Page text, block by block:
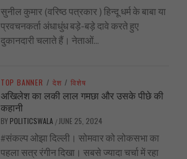
सुनील कुमार (वरिष्ठ पत्रकार ) हिन्दू धर्म के बाबा या
प्रवचनकर्ता अंधाधुंध बड़े-बड़े दावे करते हुए
दुकानदारी चलाते हैं। नेताओं...
TOP BANNER / देश / विशेष
अखिलेश का लकी लाल गमछा और उसके पीछे की
कहानी
BY POLITICSWALA / JUNE 25, 2024
#संकल्प ओझा दिल्ली। सोमवार को लोकसभा का
पहला सत्र रंगीन दिखा। सबसे ज्यादा चर्चा में रहा